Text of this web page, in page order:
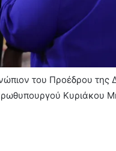
του Προέδρου της
Κυριάκου